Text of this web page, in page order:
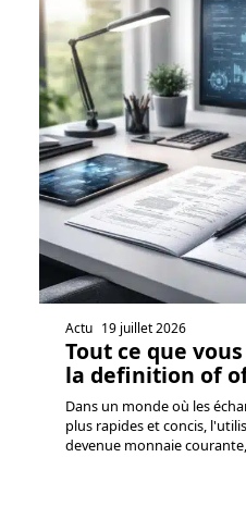
Actu 19 juillet 2026
Tout ce que
la definition of
Dans un monde où les
plus rapides et concis,
devenue monnaie